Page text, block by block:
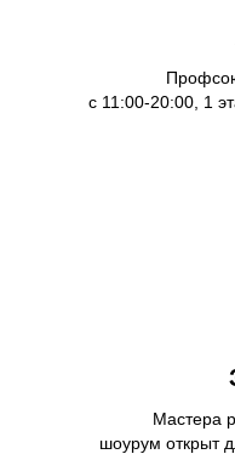
с 11:00-20:00, 1
Мастера
шоурум открыт